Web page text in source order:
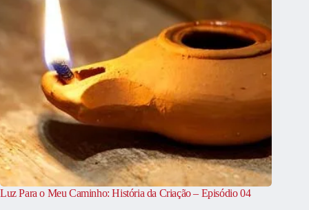
Luz Para o Meu Caminho: História da Criação – Episódio 04